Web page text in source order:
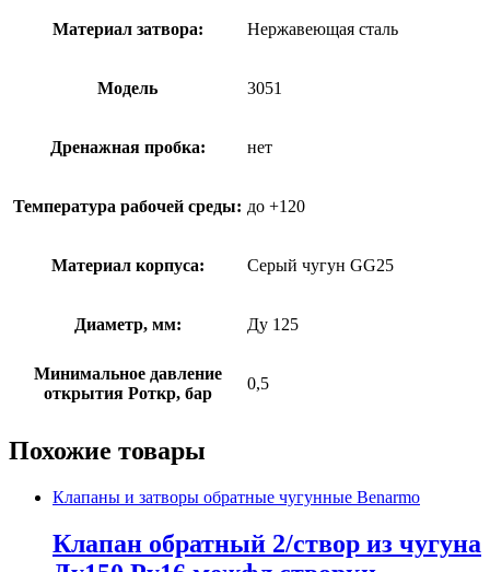
Материал затвора: Нержавеющая сталь
Модель 3051
Дренажная пробка: нет
Температура рабочей среды: до +120
Материал корпуса: Серый чугун GG25
Диаметр, мм: Ду 125
Минимальное давление
открытия Роткр, бар
0,5
Похожие товары
Клапаны и затворы обратные чугунные Benarmo
Клапан обратный 2/створ из чугуна